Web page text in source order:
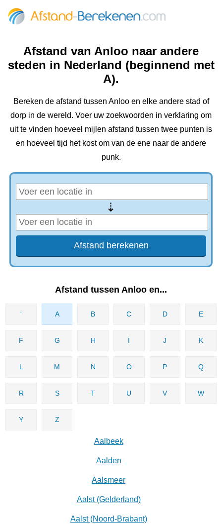
Afstand van Anloo naar andere
steden in Nederland (beginnend met
A).
Bereken de afstand tussen Anloo en elke andere stad of
dorp in de wereld. Voer uw zoekwoorden in verklaring om
uit te vinden hoeveel mijlen afstand tussen twee punten is
en hoeveel tijd het kost om van de ene naar de andere
punk.
⇢
Afstand tussen Anloo en...
' A B C D E
F G H I J K
L M N O P Q
R S T U V W
Y Z
Aalbeek
Aalden
Aalsmeer
Aalst (Gelderland)
Aalst (Noord-Brabant)